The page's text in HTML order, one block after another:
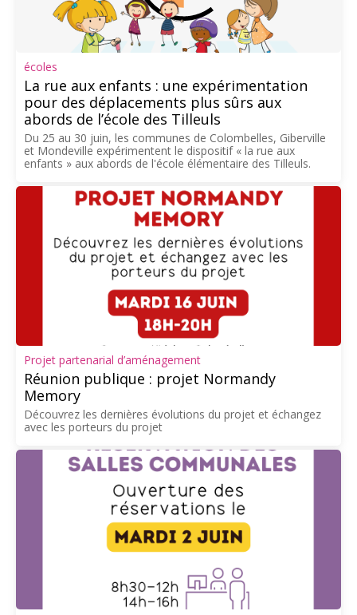
écoles
La rue aux enfants : une expérimentation
pour des déplacements plus sûrs aux
abords de l’école des Tilleuls
Du 25 au 30 juin, les communes de Colombelles, Giberville
et Mondeville expérimentent le dispositif « la rue aux
enfants » aux abords de l'école élémentaire des Tilleuls.
Projet partenarial d’aménagement
Réunion publique : projet Normandy
Memory
Découvrez les dernières évolutions du projet et échangez
avec les porteurs du projet